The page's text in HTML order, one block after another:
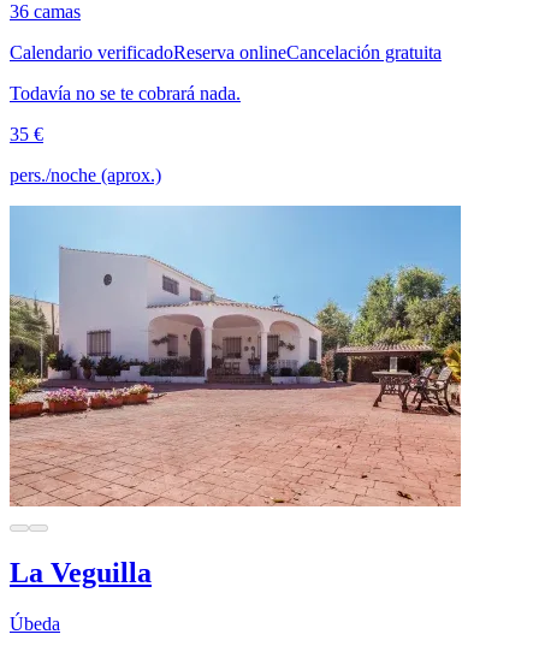
36 camas
Calendario verificadoReserva onlineCancelación gratuita
Todavía no se te cobrará nada.
35 €
pers./noche (aprox.)
La Veguilla
Úbeda